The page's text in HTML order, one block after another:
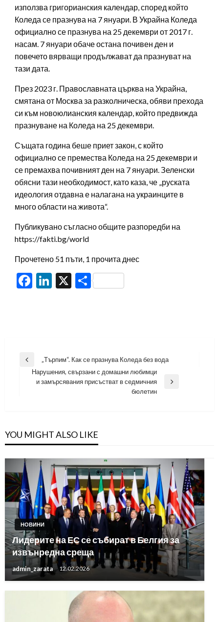
използва григорианския календар, според който
Коледа се празнува на 7 януари. В Украйна Коледа
официално се празнува на 25 декември от 2017 г.
насам. 7 януари обаче остана почивен ден и
повечето вярващи продължават да празнуват на
тази дата.
През 2023 г. Православната църква на Украйна,
смятана от Москва за разколническа, обяви прехода
си към новоюлианския календар, който предвижда
празнуване на Коледа на 25 декември.
Същата година беше приет закон, с който
официално се премества Коледа на 25 декември и
се премахва почивният ден на 7 януари. Зеленски
обясни тази необходимост, като каза, че „руската
идеология отдавна е налагана на украинците в
много области на живота“.
Публикувано съгласно общите разпоредби на
https://fakti.bg/world
Прочетено 51 пъти, 1 прочита днес
Facebook
LinkedIn
X Share
Навигация
Previous
„Търпим“. Как се празнува Коледа без вода
Next
Нарушения, свързани с домашни любимци
и замърсявания присъстват в седмичния
бюлетин
YOU MIGHT ALSO LIKE
НОВИНИ
Лидерите на ЕС се събират в Белгия за
извънредна среща
admin_zarata 12.02.2026